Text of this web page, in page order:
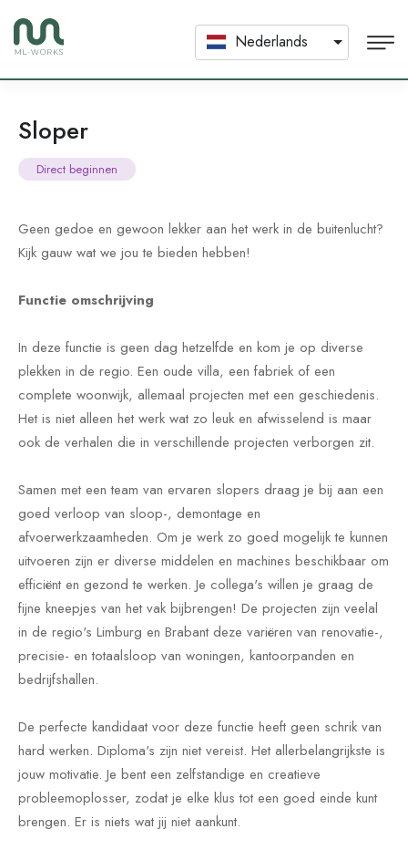
Nederlands
Sloper
Direct beginnen
Geen gedoe en gewoon lekker aan het werk in de buitenlucht?
Kijk gauw wat we jou te bieden hebben!
Functie omschrijving
In deze functie is geen dag hetzelfde en kom je op diverse
plekken in de regio. Een oude villa, een fabriek of een
complete woonwijk, allemaal projecten met een geschiedenis.
Het is niet alleen het werk wat zo leuk en afwisselend is maar
ook de verhalen die in verschillende projecten verborgen zit.
Samen met een team van ervaren slopers draag je bij aan een
goed verloop van sloop-, demontage en
afvoerwerkzaamheden. Om je werk zo goed mogelijk te kunnen
uitvoeren zijn er diverse middelen en machines beschikbaar om
efficiënt en gezond te werken. Je collega's willen je graag de
fijne kneepjes van het vak bijbrengen! De projecten zijn veelal
in de regio's Limburg en Brabant deze variëren van renovatie-,
precisie- en totaalsloop van woningen, kantoorpanden en
bedrijfshallen.
De perfecte kandidaat voor deze functie heeft geen schrik van
hard werken. Diploma's zijn niet vereist. Het allerbelangrijkste is
jouw motivatie. Je bent een zelfstandige en creatieve
probleemoplosser, zodat je elke klus tot een goed einde kunt
brengen. Er is niets wat jij niet aankunt.